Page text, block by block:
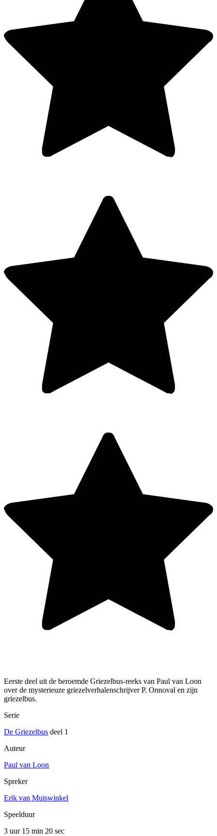
Eerste deel uit de beroemde Griezelbus-reeks van Paul van Loon
over de mysterieuze griezelverhalenschrijver P. Onnoval en zijn
griezelbus.
Serie
De Griezelbus deel 1
Auteur
Paul van Loon
Spreker
Erik van Muiswinkel
Speelduur
3 uur 15 min 20 sec